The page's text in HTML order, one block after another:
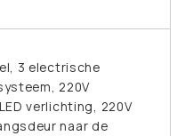
3 electrische
220V
verlichting, 220V
naar de